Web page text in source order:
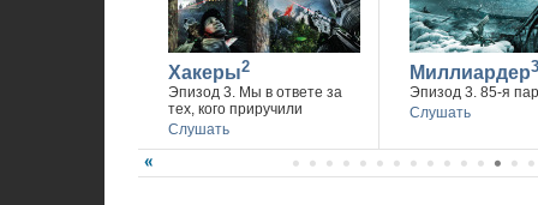
Хакеры2
Эпизод 3. Мы в ответе за
тех, кого приручили
Слушать
Миллиардер3
Эпизод 3. 85-я
Слушать